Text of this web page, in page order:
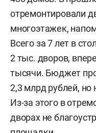
отремонтировали
многоэтажек,
Всего за 7 лет в
2 тыс. дворов,
тысячи. Бюджет
2,3 млрд рублей,
Из-за этого в
дворах не